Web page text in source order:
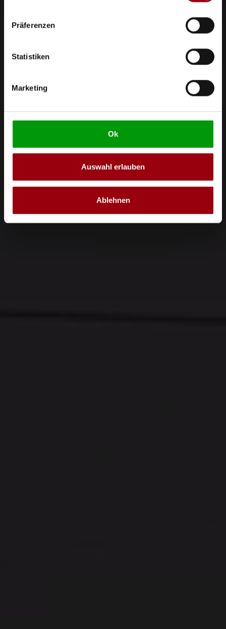
Präferenzen
Statistiken
Marketing
Ok
Auswahl erlauben
Ablehnen